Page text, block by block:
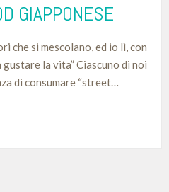
GIAPPONESE
che si mescolano, ed io lì, con
la vita” Ciascuno di noi
di consumare “street…